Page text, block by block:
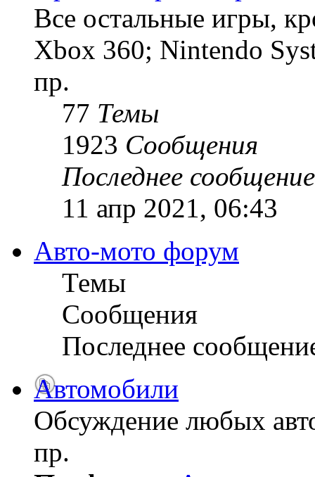
Все остальные игры,
Xbox 360; Nintendo
пр.
77 Темы
1923 Сообщения
Последнее сообщение
11 апр 2021, 06:43
Авто-мото форум
Темы
Сообщения
Последнее
Автомобили
Обсуждение любых
пр.